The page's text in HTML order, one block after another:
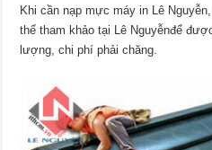
Khi cần nạp mực máy in Lê
thể tham khảo tại Lê Nguyễnđể
lượng, chi phí phải chăng.